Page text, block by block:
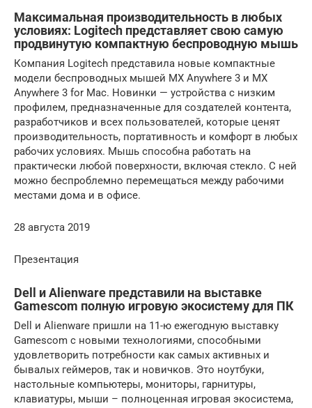
Максимальная производительность в любых
условиях: Logitech представляет свою самую
продвинутую компактную беспроводную мышь
Компания Logitech представила новые компактные
модели беспроводных мышей MX Anywhere 3 и MX
Anywhere 3 for Mac. Новинки — устройства с низким
профилем, предназначенные для создателей контента,
разработчиков и всех пользователей, которые ценят
производительность, портативность и комфорт в любых
рабочих условиях. Мышь способна работать на
практически любой поверхности, включая стекло. С ней
можно беспроблемно перемещаться между рабочими
местами дома и в офисе.
28 августа 2019
Презентация
Dell и Alienware представили на выставке
Gamescom полную игровую экосистему для ПК
Dell и Alienware пришли на 11-ю ежегодную выставку
Gamescom с новыми технологиями, способными
удовлетворить потребности как самых активных и
бывалых геймеров, так и новичков. Это ноутбуки,
настольные компьютеры, мониторы, гарнитуры,
клавиатуры, мыши – полноценная игровая экосистема,